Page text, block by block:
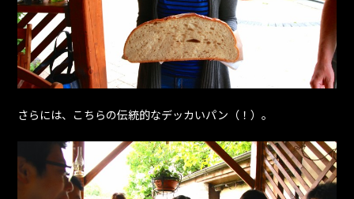
さらには、こちらの伝統的なデッカいパン（！）。